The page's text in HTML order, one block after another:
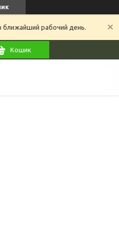
ближайший рабочий день.
Кошик